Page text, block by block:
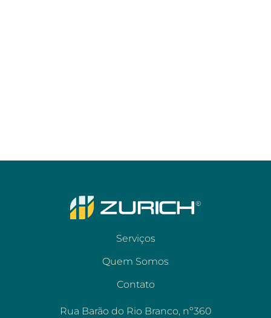
Serviços
Quem Somos
Contato
Rua Barão do Rio Branco, nº360